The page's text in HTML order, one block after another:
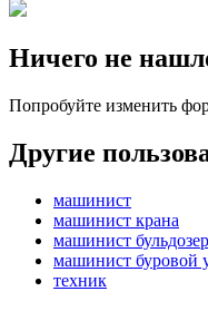
Ничего не
Попробуйте изменить
Другие
машинист
машинист крана
машинист
машинист буровой
техник